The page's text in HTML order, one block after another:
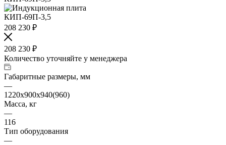
208 230 ₽
208 230 ₽
Количество уточняйте у менеджера
Габаритные размеры, мм
—
1220х900х940(960)
Масса, кг
—
116
Тип оборудования
—